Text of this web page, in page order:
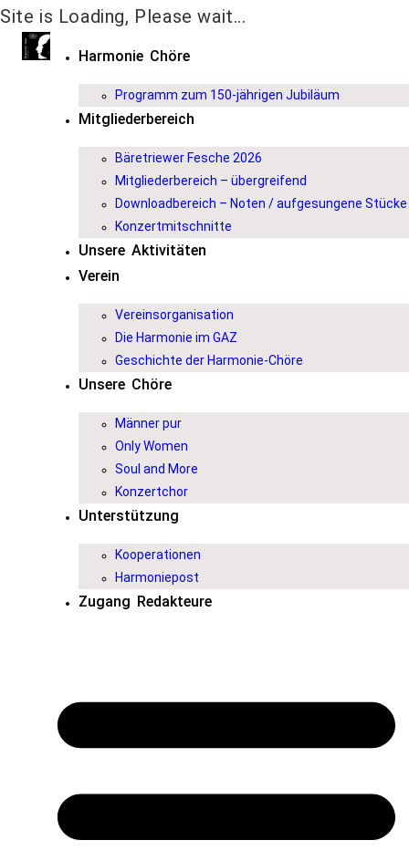
Site is Loading, Please wait...
Harmonie Chöre
Programm zum 150-jährigen Jubiläum
Mitgliederbereich
Bäretriewer Fesche 2026
Mitgliederbereich – übergreifend
Downloadbereich – Noten / aufgesungene Stücke
Konzertmitschnitte
Unsere Aktivitäten
Verein
Vereinsorganisation
Die Harmonie im GAZ
Geschichte der Harmonie-Chöre
Unsere Chöre
Männer pur
Only Women
Soul and More
Konzertchor
Unterstützung
Kooperationen
Harmoniepost
Zugang Redakteure